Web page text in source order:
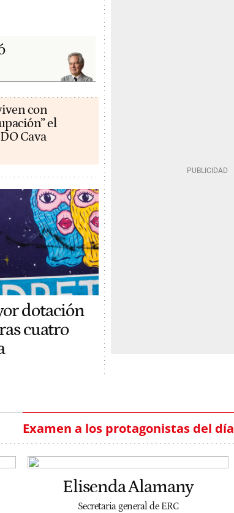
con
el
Cava
dotación
cuatro
Examen a los protagonistas del día
Elisenda Alamany
Secretaria general de ERC